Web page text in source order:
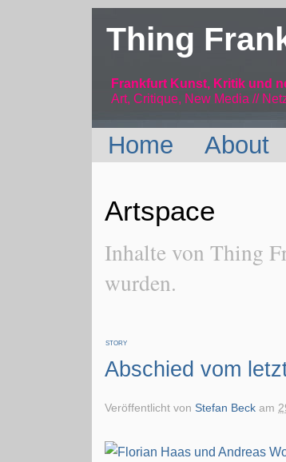
Thing
Frankfurt Kunst, Kritik und
Art, Critique, New Media //
Home About
Artspace
Inhalte von Thing
wurden.
STORY
Abschied vom
Veröffentlicht vonStefan Beck am